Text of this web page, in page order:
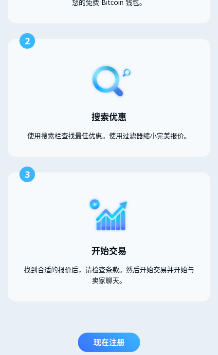
您的免费 Bitcoin 钱包。
2
搜索优惠
使用搜索栏查找最佳优惠。使用过滤器缩小完美报价。
3
开始交易
找到合适的报价后，请检查条款。然后开始交易并开始与
卖家聊天。
现在注册